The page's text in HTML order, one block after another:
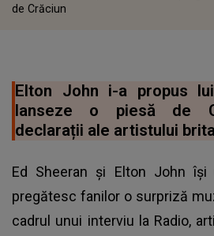
de Crăciun
Elton John i-a propus
lanseze o piesă de
declarații ale artistului
Ed Sheeran și Elton John
pregătesc fanilor o surpriză
cadrul unui interviu la Radio,